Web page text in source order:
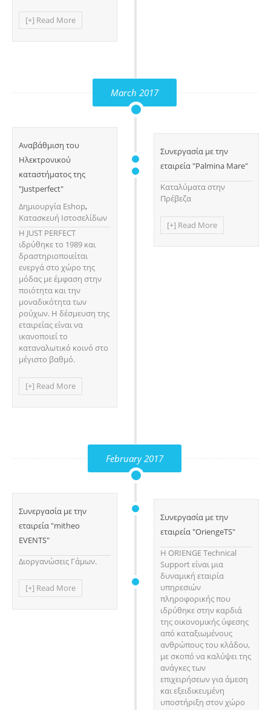
[+] Read More
March 2017
Αναβάθμιση του
Ηλεκτρονικού
καταστήματος της
"Justperfect"
Δημιουργία Eshop,
Κατασκευή Ιστοσελίδων
Η JUST PERFECT
ιδρύθηκε το 1989 και
δραστηριοποιείται
ενεργά στο χώρο της
μόδας με έμφαση στην
ποιότητα και την
μοναδικότητα των
ρούχων. Η δέσμευση της
εταιρείας είναι να
ικανοποιεί το
καταναλωτικό κοινό στο
μέγιστο βαθμό.
[+] Read More
Συνεργασία με την
εταιρεία "Palmina Mare"
Καταλύματα στην
Πρέβεζα
[+] Read More
February 2017
Συνεργασία με την
εταιρεία "mitheo
EVENTS"
Διοργανώσεις Γάμων.
[+] Read More
Συνεργασία με την
εταιρεία "OriengeTS"
Η ORIENGE Technical
Support είναι μια
δυναμική εταιρία
υπηρεσιών
πληροφορικής που
ιδρύθηκε στην καρδιά
της οικονομικής ύφεσης
από καταξιωμένους
ανθρώπους του κλάδου,
με σκοπό να καλύψει της
ανάγκες των
επιχειρήσεων για άμεση
και εξειδικευμένη
υποστήριξη στον χώρο